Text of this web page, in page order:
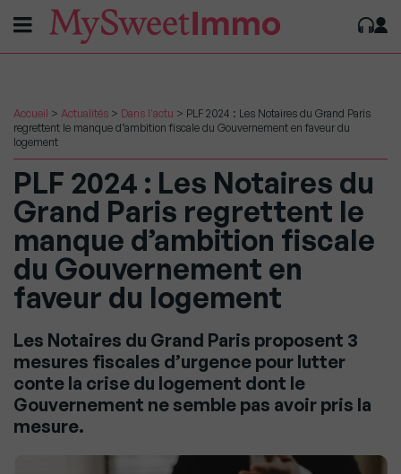
Accueil > Actualités > Dans l'actu > PLF 2024 : Les Notaires du Grand Paris
regrettent le manque d’ambition fiscale du Gouvernement en faveur du
logement
PLF 2024 : Les Notaires du
Grand Paris regrettent le
manque d’ambition fiscale
du Gouvernement en
faveur du logement
Les Notaires du Grand Paris proposent 3
mesures fiscales d’urgence pour lutter
conte la crise du logement dont le
Gouvernement ne semble pas avoir pris la
mesure.